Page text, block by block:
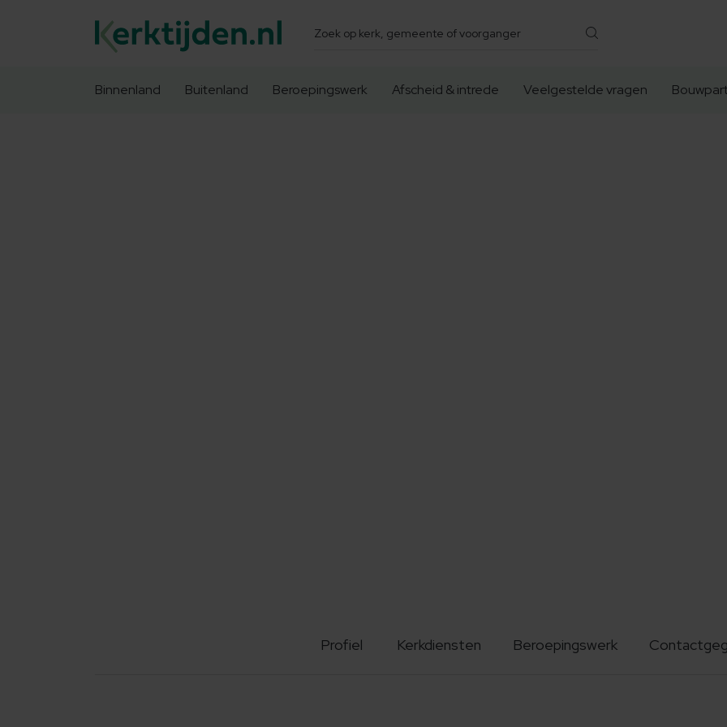
Zoeken
Binnenland Buitenland Beroepingswerk Afscheid & intrede Veelgestelde vragen
Profiel Kerkdiensten Beroepingswerk